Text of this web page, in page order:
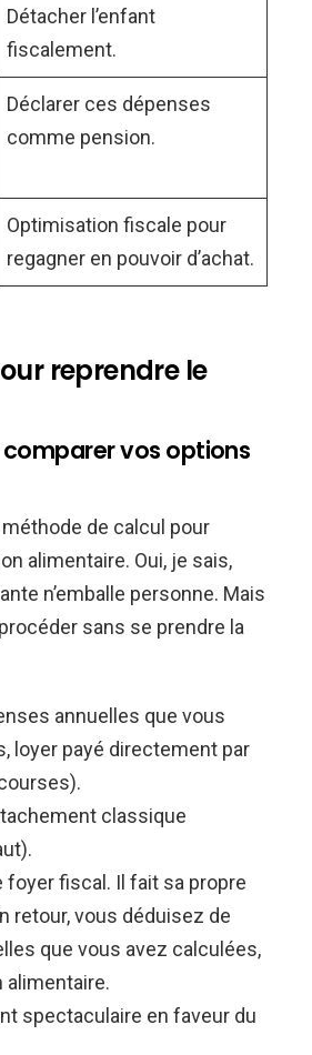
Détacher l’enfant
fiscalement.
Déclarer ces dépenses
comme pension.
Optimisation fiscale pour
regagner en pouvoir d’achat.
reprendre le
vos options
de calcul pour
alimentaire. Oui, je sais,
n’emballe personne. Mais
sans se prendre la
annuelles que vous
loyer payé directement par
classique
fiscal. Il fait sa propre
retour, vous déduisez de
que vous avez calculées,
alimentaire.
spectaculaire en faveur du